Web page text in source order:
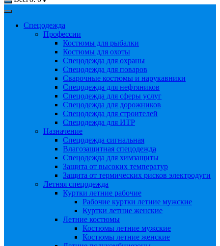
Спецодежда
Профессии
Костюмы для рыбалки
Костюмы для охоты
Спецодежда для охраны
Спецодежда для поваров
Сварочные костюмы и нарукавники
Спецодежда для нефтяников
Спецодежда для сферы услуг
Спецодежда для дорожников
Спецодежда для строителей
Спецодежда для ИТР
Назначение
Спецодежда сигнальная
Влагозащитная спецодежда
Спецодежда для химзащиты
Защита от высоких температур
Защита от термических рисков электродуги
Летняя спецодежда
Куртки летние рабочие
Рабочие куртки летние мужские
Куртки летние женские
Летние костюмы
Костюмы летние мужские
Костюмы летние женские